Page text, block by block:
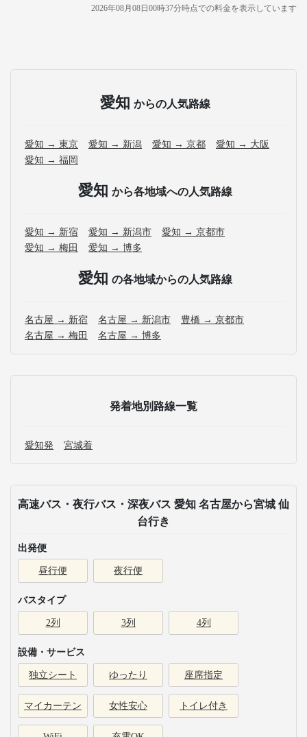
2026年08月08日00時37分時点での料金を表示しています
愛知 からの人気路線
愛知 → 東京 愛知 → 新潟 愛知 → 京都
愛知 → 大阪
愛知 → 福岡
愛知 から各地域への人気路線
愛知 → 新宿 愛知 → 新潟市
愛知 → 京都市
愛知 → 梅田
愛知 → 博多
愛知 の各地域からの人気路線
名古屋 → 新宿 名古屋 → 新潟市
豊橋 → 京都市
名古屋 → 梅田
名古屋 → 博多
発着地別路線一覧
愛知発 宮城着
高速バス・夜行バス・深夜バス 愛知 名古屋から宮城 仙
台行き
出発便
昼行便 夜行便
バスタイプ
2列 3列 4列
設備・サービス
独立シート ゆったり 座席指定
マイカーテン 女性安心 トイレ付き